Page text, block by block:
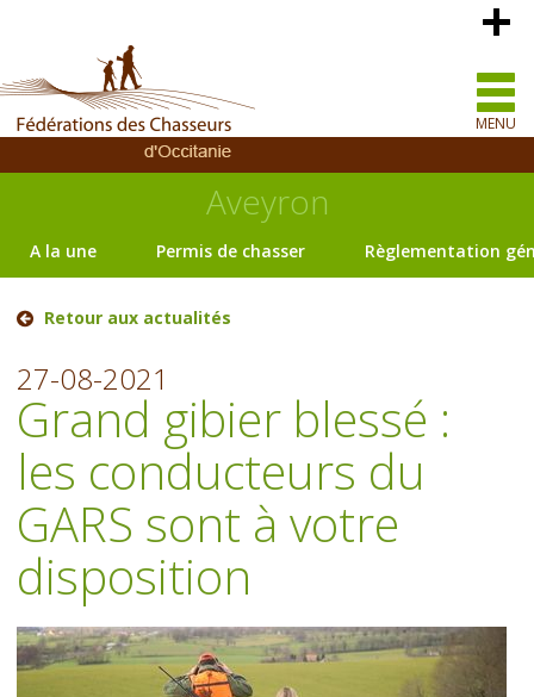
MENU
Aveyron
A la une Permis de chasser Règlementation
Retour aux actualités
27-08-2021
Grand gibier blessé :
les conducteurs du
GARS sont à votre
disposition